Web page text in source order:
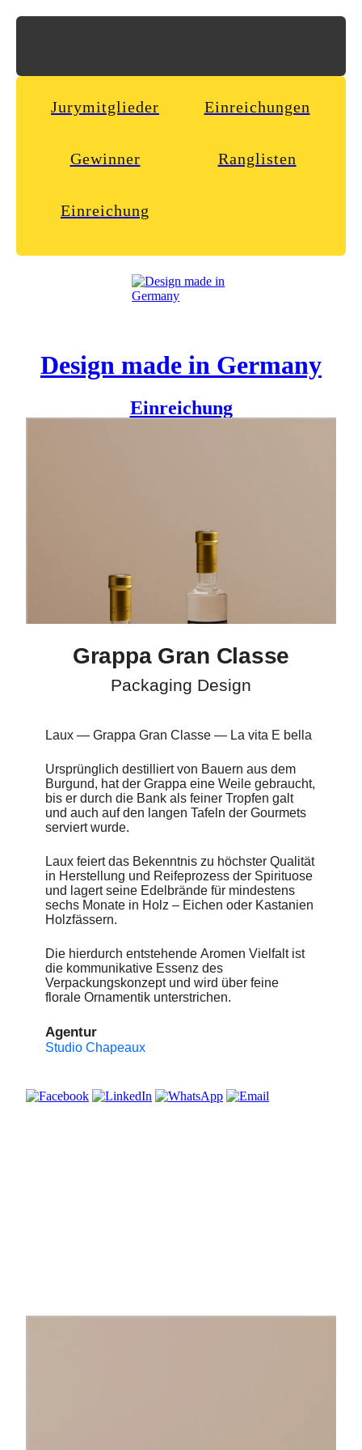
Jurymitglieder Einreichungen
Gewinner Ranglisten
Einreichung
Design made in Germany
Einreichung
Laux feiert das Bekenntnis zu höchster Qualität in
Edelbrände für mindestens sechs Monate in Holz – Eichen
oder Kastanien Holzfässern.
Die hierdurch entstehende Aromen Vielfalt ist die
kommunikative Essenz des Verpackungskonzept und wird
Studio Chapeaux
Grappa Gran Classe
Packaging Design
Laux — Grappa Gran Classe — La vita E bella
Ursprünglich destilliert von Bauern aus dem
Burgund, hat der Grappa eine Weile gebraucht,
bis er durch die Bank als feiner Tropfen galt
und auch auf den langen Tafeln der Gourmets
serviert wurde.
Laux feiert das Bekenntnis zu höchster Qualität
in Herstellung und Reifeprozess der Spirituose
und lagert seine Edelbrände für mindestens
sechs Monate in Holz – Eichen oder Kastanien
Holzfässern.
Die hierdurch entstehende Aromen Vielfalt ist
die kommunikative Essenz des
Verpackungskonzept und wird über feine
florale Ornamentik unterstrichen.
Agentur
Studio Chapeaux